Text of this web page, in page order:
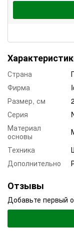
Страна
Фирма
Размер, см
Серия
Материал
основы
Техника
Дополнительно
Отзывы
Добавьте первый